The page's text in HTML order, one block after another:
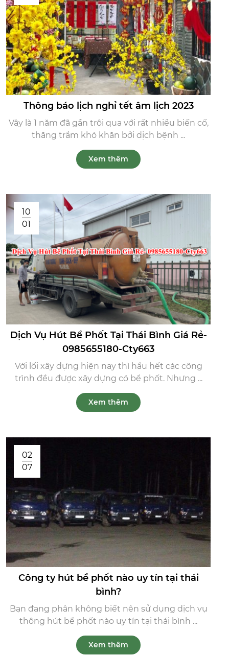
Thông báo lịch nghỉ tết âm lịch 2023
Vậy là 1 năm đã gần trôi qua với rất nhiều biến cố,
thăng trầm khó khăn bởi dịch bệnh ...
Xem thêm
10
01
Dịch Vụ Hút Bể Phốt Tại Thái Bình Giá Rẻ-
0985655180-Cty663
Với lối xây dựng hiện nay thì hầu hết các công
trình đều được xây dựng có bể phốt. Nhưng ...
Xem thêm
02
07
Công ty hút bể phốt nào uy tín tại thái
bình?
Bạn đang phân không biết nên sử dụng dịch vụ
thông hút bể phốt nào uy tín tại thái bình ...
Xem thêm